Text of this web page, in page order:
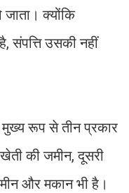
क्योंकि
संपत्ति उसकी नहीं
मुख्य रूप से तीन प्रकार
की जमीन, दूसरी
और मकान भी है।